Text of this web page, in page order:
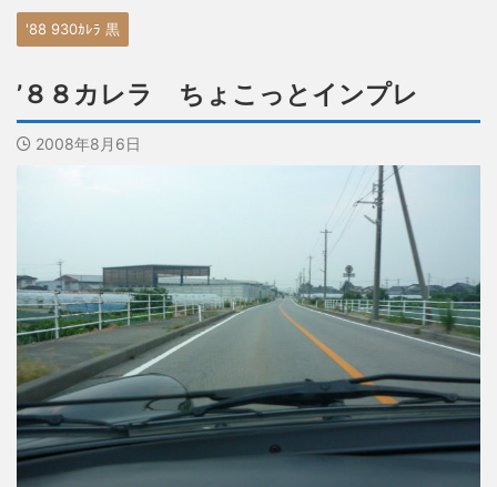
'88 930ｶﾚﾗ 黒
’８８カレラ ちょこっとインプレ
2008年8月6日